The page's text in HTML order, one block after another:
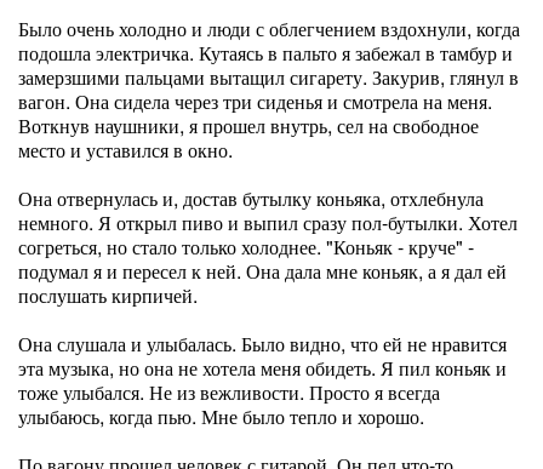
Было очень холодно и люди с облегчением вздохнули, когда
подошла электричка. Кутаясь в пальто я забежал в тамбур и
замерзшими пальцами вытащил сигарету. Закурив, глянул в
вагон. Она сидела через три сиденья и смотрела на меня.
Воткнув наушники, я прошел внутрь, сел на свободное
место и уставился в окно.
Она отвернулась и, достав бутылку коньяка, отхлебнула
немного. Я открыл пиво и выпил сразу пол-бутылки. Хотел
согреться, но стало только холоднее. "Коньяк - круче" -
подумал я и пересел к ней. Она дала мне коньяк, а я дал ей
послушать кирпичей.
Она слушала и улыбалась. Было видно, что ей не нравится
эта музыка, но она не хотела меня обидеть. Я пил коньяк и
тоже улыбался. Не из вежливости. Просто я всегда
улыбаюсь, когда пью. Мне было тепло и хорошо.